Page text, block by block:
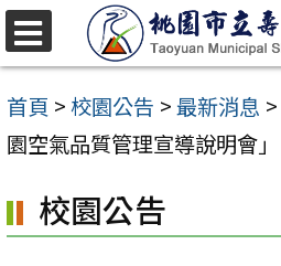
跳
至
主
要
容
區
首頁 >校園公告 >最新消息 >
園空氣品質管理宣導說明會」
校園公告
選
單